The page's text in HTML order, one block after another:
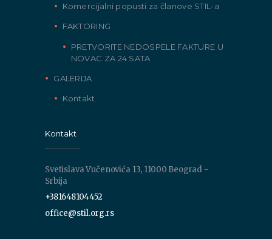
Komercijalni popusti za članove STIL-a
FAKTORING
PRETVORITE NEDOSPELE FAKTURE U
NOVAC ZA 24 SATA
GALERIJA
Kontakt
Kontakt
Svetislava Vučenovića 13, 11000 Beograd -
Srbija
+381648104452
office@stil.org.rs